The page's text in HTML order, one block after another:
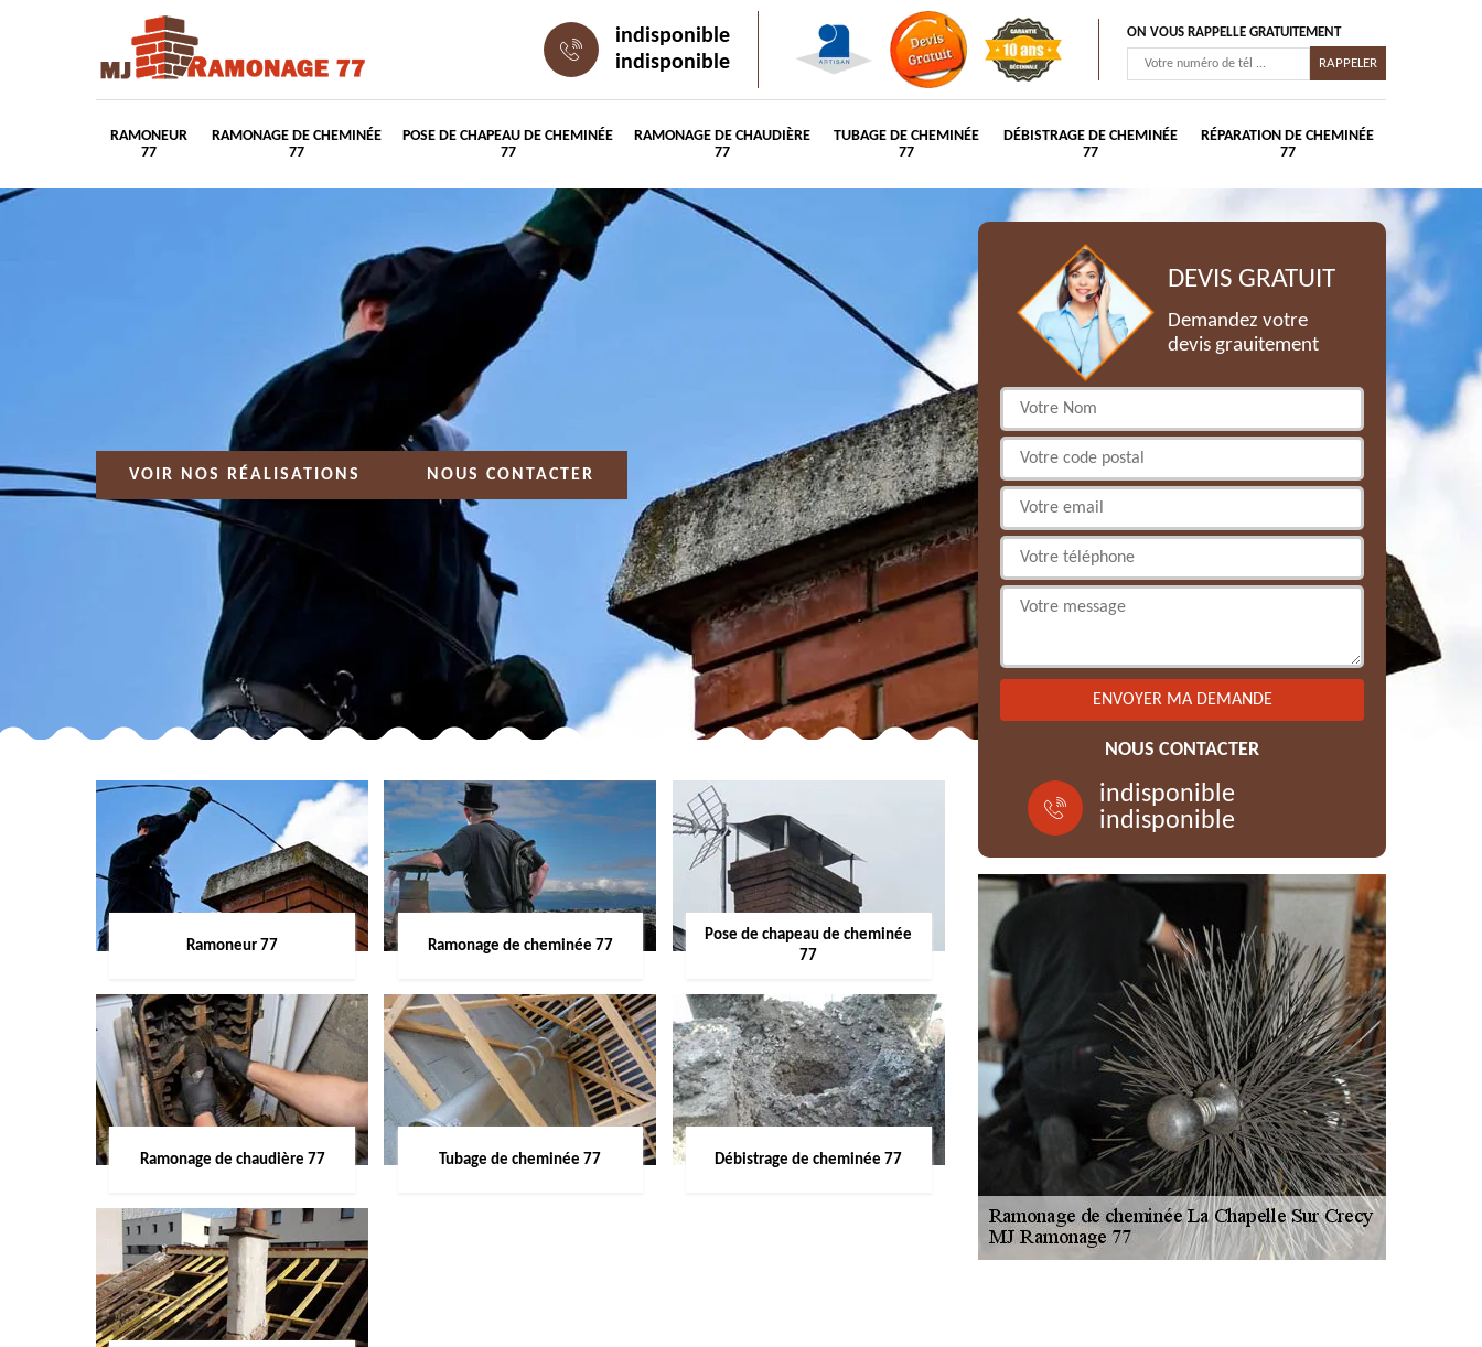
indisponible
indisponible
ON VOUS RAPPELLE GRATUITEMENT
RAMONEUR
77
RAMONAGE DE CHEMINÉE
77
POSE DE CHAPEAU DE CHEMINÉE
77
RAMONAGE DE CHAUDIÈRE
77
TUBAGE DE CHEMINÉE
77
DÉBISTRAGE DE CHEMINÉE
77
RÉPARATION DE CHEMINÉE
77
VOIR NOS RÉALISATIONS NOUS CONTACTER
Ramoneur 77 Ramonage de cheminée 77
Pose de chapeau de cheminée
77
Ramonage de chaudière 77 Tubage de cheminée 77 Débistrage de cheminée 77
DEVIS GRATUIT
Demandez votre
devis grauitement
NOUS CONTACTER
indisponible
indisponible